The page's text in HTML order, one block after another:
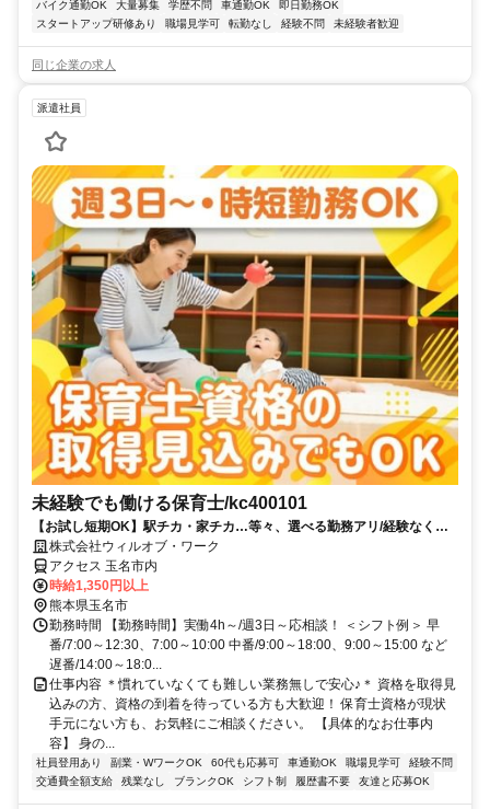
バイク通勤OK 大量募集 学歴不問 車通勤OK
即日勤務OK
スタートアップ研修あり
職場見学可 転勤なし 経験不問 未経験者歓迎
同じ企業の求人
派遣社員
未経験でも働ける保育士/kc400101
【お試し短期OK】駅チカ・家チカ…等々、選べる勤務アリ/経験なくて
も高時給でスタート可能！
株式会社ウィルオブ・ワーク
アクセス 玉名市内
時給1,350円以上
熊本県玉名市
勤務時間 【勤務時間】実働4h～/週3日～応相談！ ＜シフト例＞ 早
番/7:00～12:30、7:00～10:00 中番/9:00～18:00、9:00～15:00 など
遅番/14:00～18:0...
仕事内容 ＊慣れていなくても難しい業務無しで安心♪＊ 資格を取得見
込みの方、資格の到着を待っている方も大歓迎！ 保育士資格が現状
手元にない方も、お気軽にご相談ください。 【具体的なお仕事内
容】 身の...
社員登用あり 副業・WワークOK 60代も応募可 車通勤OK 職場見学可
経験不問
交通費全額支給
残業なし ブランクOK シフト制 履歴書不要 友達と応募OK